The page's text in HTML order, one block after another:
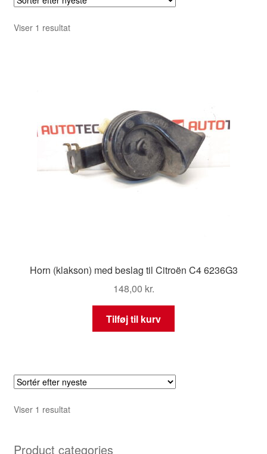
Viser 1 resultat
Horn (klakson) med beslag til Citroën C4 6236G3
148,00 kr.
Tilføj til kurv
Viser 1 resultat
Product categories